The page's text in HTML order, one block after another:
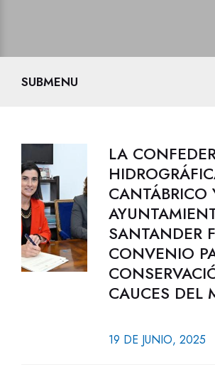
SUBMENU
LA
CANTÁBRICO
SANTANDER
CONVENIO
CAUCES DEL
19 DE JUNIO, 2025